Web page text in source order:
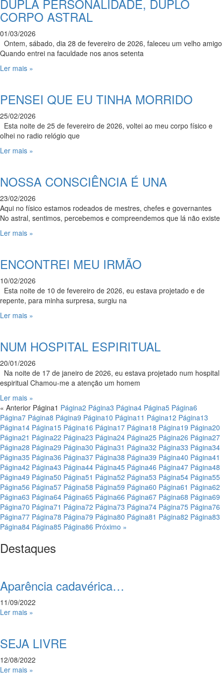
DUPLA PERSONALIDADE, DUPLO
CORPO ASTRAL
01/03/2026
Ontem, sábado, dia 28 de fevereiro de 2026, faleceu um velho amigo
Quando entrei na faculdade nos anos setenta
Ler mais »
PENSEI QUE EU TINHA MORRIDO
25/02/2026
Esta noite de 25 de fevereiro de 2026, voltei ao meu corpo físico e
olhei no radio relógio que
Ler mais »
NOSSA CONSCIÊNCIA É UNA
23/02/2026
Aqui no físico estamos rodeados de mestres, chefes e governantes
No astral, sentimos, percebemos e compreendemos que lá não existe
Ler mais »
ENCONTREI MEU IRMÃO
10/02/2026
Esta noite de 10 de fevereiro de 2026, eu estava projetado e de
repente, para minha surpresa, surgiu na
Ler mais »
NUM HOSPITAL ESPIRITUAL
20/01/2026
Na noite de 17 de janeiro de 2026, eu estava projetado num hospital
espiritual Chamou-me a atenção um homem
Ler mais »
« Anterior Página1 Página2 Página3 Página4 Página5 Página6
Página7 Página8 Página9 Página10 Página11 Página12 Página13
Página14 Página15 Página16 Página17 Página18 Página19 Página20
Página21 Página22 Página23 Página24 Página25 Página26 Página27
Página28 Página29 Página30 Página31 Página32 Página33 Página34
Página35 Página36 Página37 Página38 Página39 Página40 Página41
Página42 Página43 Página44 Página45 Página46 Página47 Página48
Página49 Página50 Página51 Página52 Página53 Página54 Página55
Página56 Página57 Página58 Página59 Página60 Página61 Página62
Página63 Página64 Página65 Página66 Página67 Página68 Página69
Página70 Página71 Página72 Página73 Página74 Página75 Página76
Página77 Página78 Página79 Página80 Página81 Página82 Página83
Página84 Página85 Página86 Próximo »
Destaques
Aparência cadavérica…
11/09/2022
Ler mais »
SEJA LIVRE
12/08/2022
Ler mais »